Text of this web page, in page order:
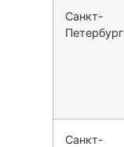
Санкт-
Петербург
Санкт-